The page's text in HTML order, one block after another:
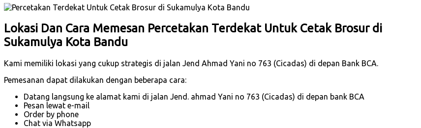
Lokasi Dan Cara Memesan Percetakan Terdekat Untuk Cetak Brosur di
Sukamulya Kota Bandu
Kami memiliki lokasi yang cukup strategis di jalan Jend Ahmad Yani no 763 (Cicadas) di depan Bank BCA.
Pemesanan dapat dilakukan dengan beberapa cara:
Datang langsung ke alamat kami di jalan Jend. ahmad Yani no 763 (Cicadas) di depan bank BCA
Pesan lewat e-mail
Order by phone
Chat via Whatsapp